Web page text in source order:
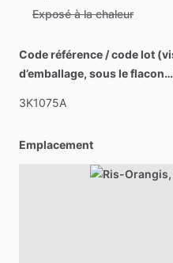
Exposé à la chaleur
Code référence / code lot
d’emballage, sous le
3K1075A
Emplacement